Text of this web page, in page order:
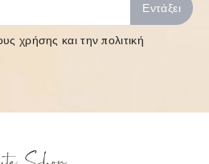
χρήσης και την πολιτική